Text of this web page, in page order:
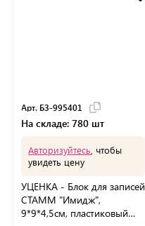
Арт. БЗ-995401
На складе: 780 шт
Авторизуйтесь , чтобы
увидеть цену
УЦЕНКА - Блок для записей
СТАММ "Имидж",
9*9*4,5см, пластиковый